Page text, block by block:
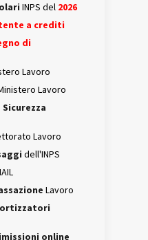
INPS del 2026
a crediti
di
Lavoro
Lavoro
Sicurezza
Lavoro
dell'INPS
Lavoro
online